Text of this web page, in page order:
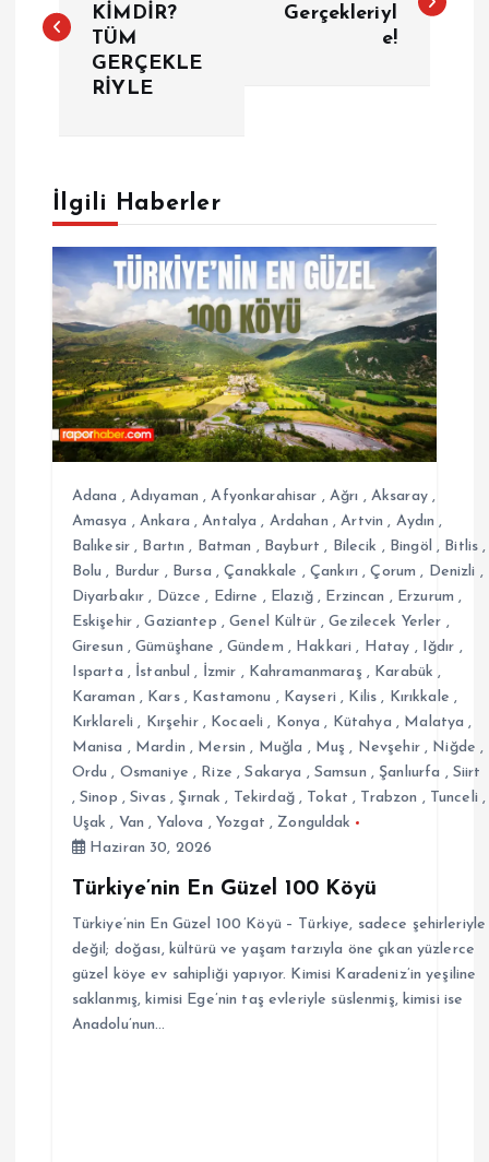
z
e
z
n
m
KİMDİR?
TÜM
GERÇEKLE
RİYLE
Gerçekleriyl
e!
İlgili Haberler
Adana , Adıyaman ,Afyonkarahisar , Ağrı , Aksaray,
Amasya ,Ankara ,Antalya , Ardahan ,Artvin , Aydın ,
Balıkesir , Bartın , Batman , Bayburt , Bilecik , Bingöl , Bitlis ,
Bolu , Burdur , Bursa ,Çanakkale , Çankırı ,Çorum , Denizli ,
Diyarbakır , Düzce , Edirne , Elazığ, Erzincan , Erzurum ,
Eskişehir ,Gaziantep ,Genel Kültür,Gezilecek Yerler ,
Giresun ,Gümüşhane , Gündem , Hakkari , Hatay , Iğdır ,
Isparta , İstanbul , İzmir , Kahramanmaraş , Karabük ,
Karaman , Kars, Kastamonu , Kayseri , Kilis , Kırıkkale ,
Kırklareli , Kırşehir, Kocaeli , Konya , Kütahya , Malatya ,
Manisa , Mardin , Mersin , Muğla , Muş , Nevşehir, Niğde ,
Ordu , Osmaniye , Rize ,Sakarya , Samsun , Şanlıurfa , Siirt
,Sinop ,Sivas, Şırnak , Tekirdağ, Tokat , Trabzon , Tunceli ,
Uşak , Van , Yalova , Yozgat ,Zonguldak
Haziran 30, 2026
Türkiye’nin En Güzel 100 Köyü
Türkiye’nin En Güzel 100 Köyü – Türkiye, sadece şehirleriyle
değil; doğası, kültürü ve yaşam tarzıyla öne çıkan yüzlerce
güzel köye ev sahipliği yapıyor. Kimisi Karadeniz’in yeşiline
saklanmış, kimisi Ege’nin taş evleriyle süslenmiş, kimisi ise
Anadolu’nun…